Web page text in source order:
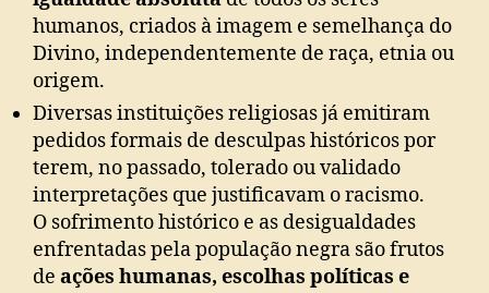
humanos, criados à imagem e semelhança do
Divino, independentemente de raça, etnia ou
origem.
Diversas instituições religiosas já emitiram
pedidos formais de desculpas históricos por
terem, no passado, tolerado ou validado
interpretações que justificavam o racismo.
O sofrimento histórico e as desigualdades
enfrentadas pela população negra são frutos
de ações humanas, escolhas políticas e